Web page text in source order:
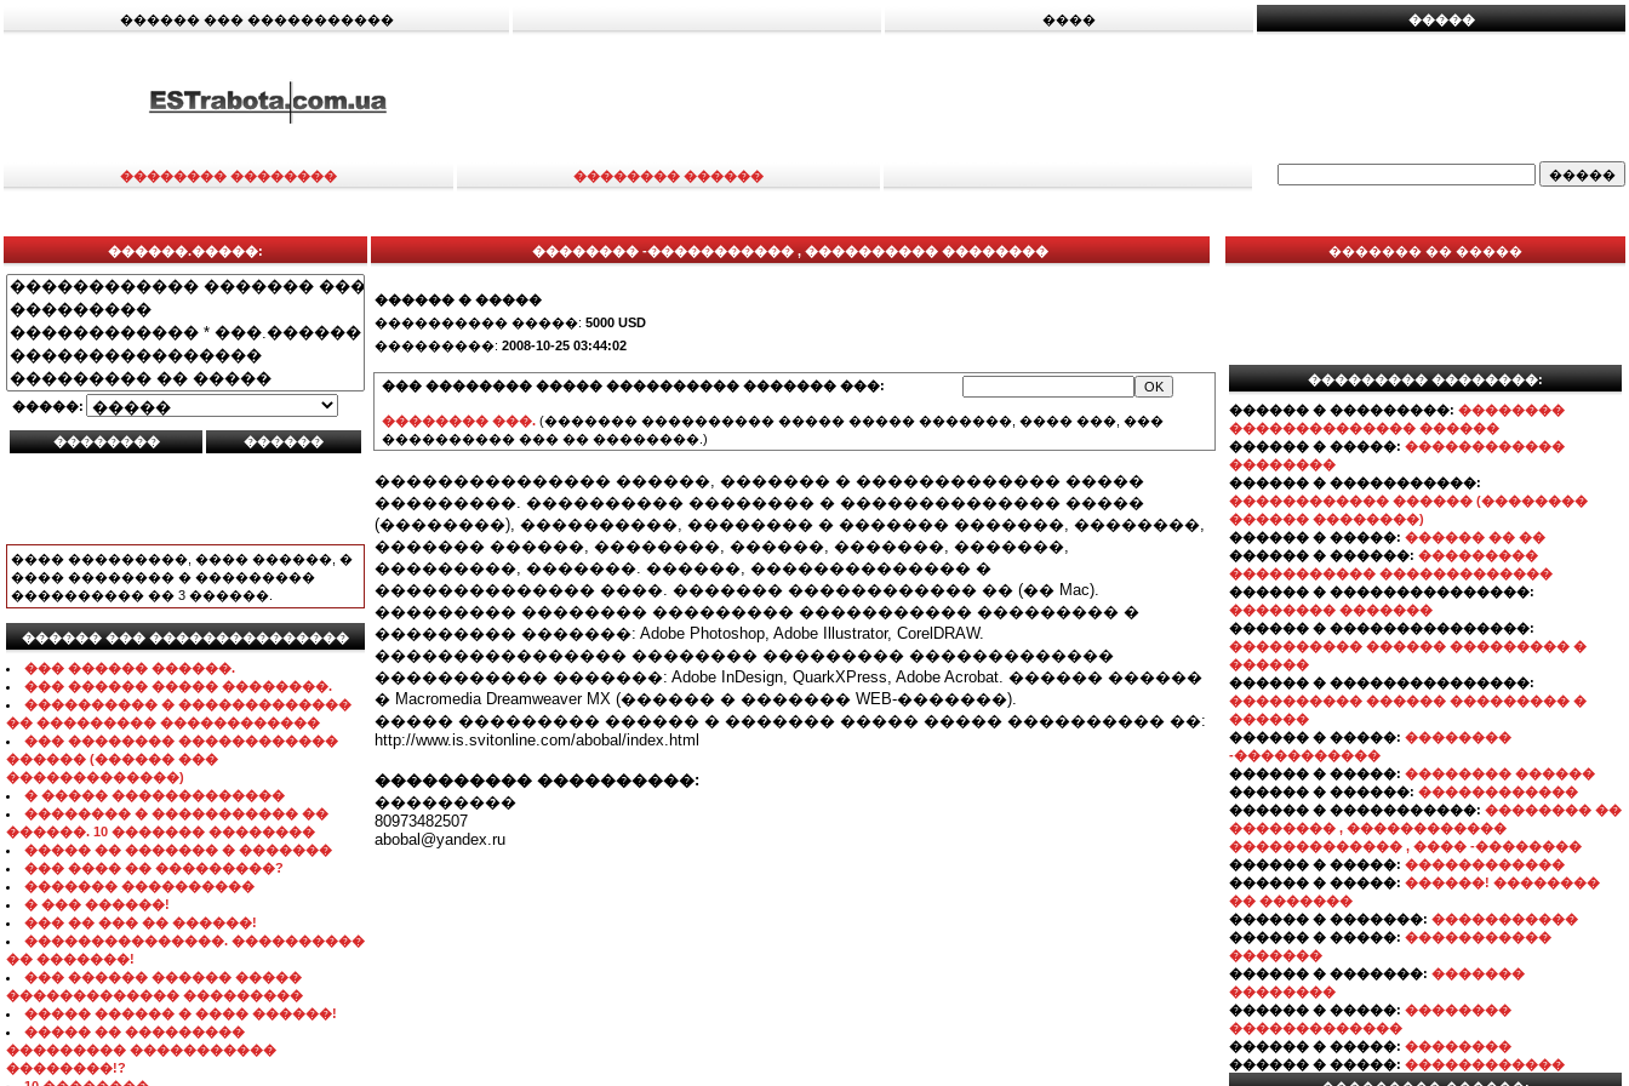
������ ��� ����������� ���� �����
�������� �������� �������� ������
������.�����:
�����:
���� ���������, ���� ������, �
���� �������� � ���������
���������� �� 3 ������.
������ ��� ���������������
��� ������ ������.
��� ������ ����� ��������.
���������� � �������������
�� ��������� ������������
��� �������� ������������
������ (������ ���
�������������)
� ����� �������������
�������� � ����������� ��
������. 10 ������� ��������
����� �� ������� � �������
��� ���� �� ���������?
������� ����������
� ��� ������!
��� �� ��� �� ������!
���������������. ����������
�� �������!
��� ������ ������ �����
������������� ���������
����� ������ � ���� ������!
����� �� ���������
��������� �����������
��������!?
�������� -����������� , ���������� ��������
������ � �����
���������� �����: 5000 USD
���������: 2008-10-25 03:44:02
��� �������� ����� ���������� ������� ���:
�������� ���. (������� ���������� ����� ����� �������, ���� ���, ���
���������� ��� �� ��������.)
��������������� ������, ������� � ������������� �����
���������. ���������� �������� � �������������� �����
(��������), ����������, �������� � ������� �������, ��������,
������� ������, ��������, ������, �������, �������,
���������, �������. ������, �������������� �
�������������� ����. ������� ������������ �� (�� Mac).
��������� �������� ��������� ����������� ��������� �
��������� �������: Adobe Photoshop, Adobe Illustrator, CorelDRAW.
���������������� �������� ��������� �������������
����������� �������: Adobe InDesign, QuarkXPress, Adobe Acrobat. ������ ������
� Macromedia Dreamweaver MX (������ � ������� WEB-�������).
����� ��������� ������ � ������� ����� ����� ���������� ��:
http://www.is.svitonline.com/abobal/index.html
���������� ����������:
���������
80973482507
abobal@yandex.ru
������� �� �����
��������� ��������:
������ � ���������: ��������
�������������� ������
������ � �����: ������������
��������
������ � �����������:
������������ ������ (��������
������ ��������)
������ � �����: ������ �� ��
������ � ������: ���������
����������� �������������
������ � ���������������:
�������� �������
������ � ���������������:
���������� ������ ��������� �
������
������ � ���������������:
���������� ������ ��������� �
������
������ � �����: ��������
-�����������
������ � �����: �������� ������
������ � ������: ������������
������ � �����������: �������� ��
�������� , ������������
������������� , ���� -��������
������ � �����: ������������
������ � �����: ������! ��������
�� �������
������ � �������: �����������
������ � �����: �����������
�������
������ � �������: �������
��������
������ � �����: ��������
�������������
������ � �����: ��������
������ � �����: ������������